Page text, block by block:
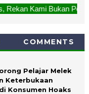
Penjahat, Bukan
COMMENTS
Pelajar Melek
Keterbukaan
Konsumen Hoaks